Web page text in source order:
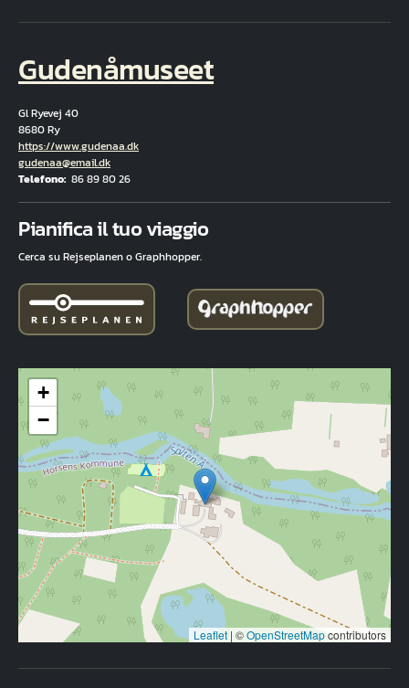
Gudenåmuseet
Gl Ryevej 40
8680 Ry
Hjemmeside
https://www.gudenaa.dk
E-mail
gudenaa@email.dk
Telefono 86 89 80 26
Pianifica il tuo viaggio
Cerca su Rejseplanen o Graphhopper.
+
−
Leaflet | ©OpenStreetMapcontributors